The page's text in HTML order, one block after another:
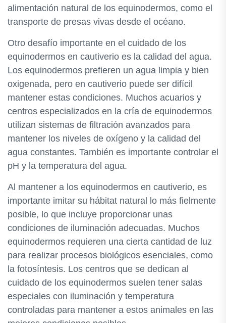
alimentación natural de los equinodermos, como el
transporte de presas vivas desde el océano.
Otro desafío importante en el cuidado de los
equinodermos en cautiverio es la calidad del agua.
Los equinodermos prefieren un agua limpia y bien
oxigenada, pero en cautiverio puede ser difícil
mantener estas condiciones. Muchos acuarios y
centros especializados en la cría de equinodermos
utilizan sistemas de filtración avanzados para
mantener los niveles de oxígeno y la calidad del
agua constantes. También es importante controlar el
pH y la temperatura del agua.
Al mantener a los equinodermos en cautiverio, es
importante imitar su hábitat natural lo más fielmente
posible, lo que incluye proporcionar unas
condiciones de iluminación adecuadas. Muchos
equinodermos requieren una cierta cantidad de luz
para realizar procesos biológicos esenciales, como
la fotosíntesis. Los centros que se dedican al
cuidado de los equinodermos suelen tener salas
especiales con iluminación y temperatura
controladas para mantener a estos animales en las